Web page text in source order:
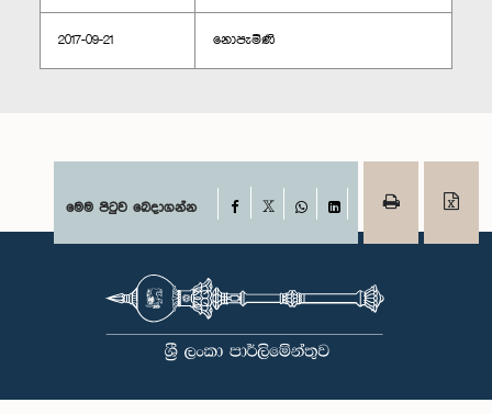
2017-09-21 නොපැමිණි
මෙම පිටුව බෙදාගන්න Facebook
WhatsAppLinkedIn